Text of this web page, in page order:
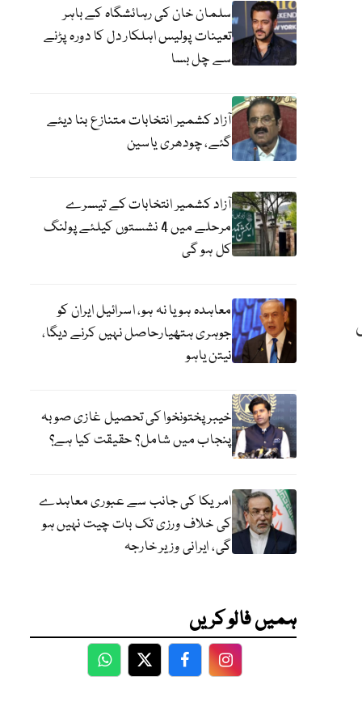
سلمان خان کی رہائشگاہ کے باہر
تعینات پولیس اہلکار دل کا دورہ پڑنے
سے چل بسا
آزاد کشمیر انتخابات متنازع بنا دیئے
گئے، چودھری یاسین
آزاد کشمیر انتخابات کے تیسرے
مرحلے میں 4 نشستوں کیلئے پولنگ
کل ہو گی
معاہدہ ہو یا نہ ہو، اسرائیل ایران کو
جوہری ہتھیارحاصل نہیں کرنے دیگا،
نیتن یاہو
خیبر پختونخوا کی تحصیل غازی صوبہ
پنجاب میں شامل؟ حقیقت کیا ہے؟
امریکا کی جانب سے عبوری معاہدے
کی خلاف ورزی تک بات چیت نہیں ہو
گی، ایرانی وزیر خارجہ
ہمیں فالو کریں
WhatsApp
TwitterFacebookFacebook